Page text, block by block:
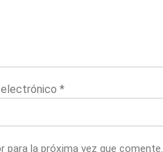
electrónico*
para la próxima vez que comente.